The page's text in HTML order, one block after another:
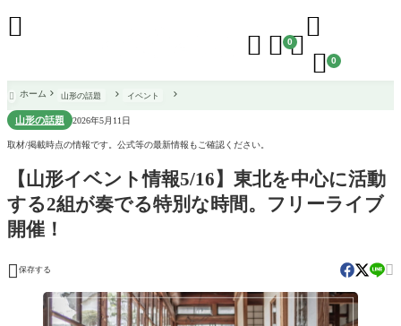
  0

 0

 ホーム 山形の話題 イベント
山形の話題 2026年5月11日
取材/掲載時点の情報です。公式等の最新情報もご確認ください。
【山形イベント情報5/16】東北を中心に活動
する2組が奏でる特別な時間。フリーライブ
開催！
 保存する 